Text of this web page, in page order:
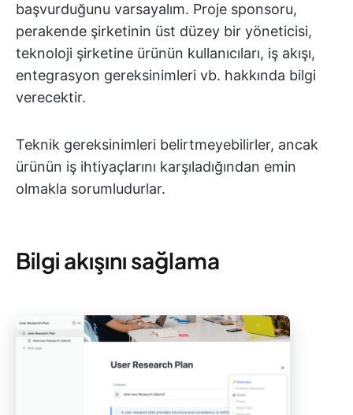
başvurduğunu varsayalım. Proje sponsoru,
perakende şirketinin üst düzey bir yöneticisi,
teknoloji şirketine ürünün kullanıcıları, iş akışı,
entegrasyon gereksinimleri vb. hakkında bilgi
verecektir.
Teknik gereksinimleri belirtmeyebilirler, ancak
ürünün iş ihtiyaçlarını karşıladığından emin
olmakla sorumludurlar.
Bilgi akışını sağlama